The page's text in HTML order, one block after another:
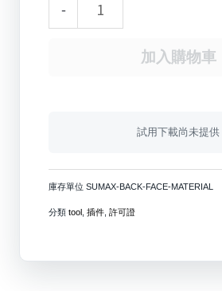
-
Material
加入購物車
試用下載尚未提供
庫存單位 SUMAX-BACK-FACE-MATERIAL
分類 tool 插件 許可證